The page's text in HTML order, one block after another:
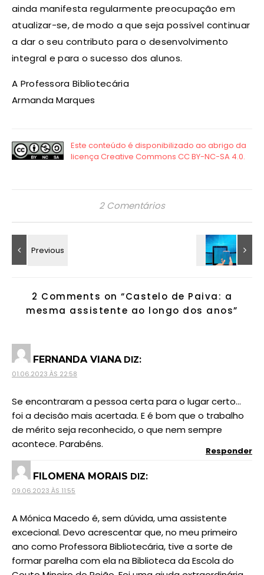
ainda manifesta regularmente preocupação em
atualizar-se, de modo a que seja possível continuar
a dar o seu contributo para o desenvolvimento
integral e para o sucesso dos alunos.
A Professora Bibliotecária
Armanda Marques
2 Comentários
2 Comments on “Castelo de Paiva: a
mesma assistente ao longo dos anos”
FERNANDA VIANA DIZ:
01.06.2023 ÀS 22:58
Se encontraram a pessoa certa para o lugar certo…
foi a decisão mais acertada. E é bom que o trabalho
de mérito seja reconhecido, o que nem sempre
acontece. Parabéns.
Responder
FILOMENA MORAIS DIZ:
09.06.2023 ÀS 11:55
A Mónica Macedo é, sem dúvida, uma assistente
excecional. Devo acrescentar que, no meu primeiro
ano como Professora Bibliotecária, tive a sorte de
formar parelha com ela na Biblioteca da Escola do